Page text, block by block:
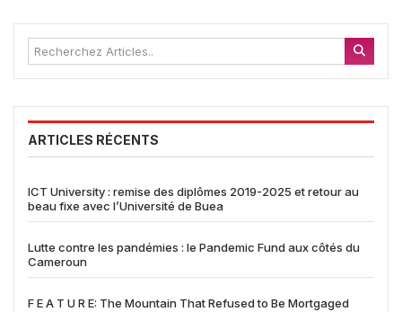
ARTICLES RÉCENTS
ICT University : remise des diplômes 2019-2025 et retour au
beau fixe avec l’Université de Buea
Lutte contre les pandémies : le Pandemic Fund aux côtés du
Cameroun
F E A T U R E: The Mountain That Refused to Be Mortgaged